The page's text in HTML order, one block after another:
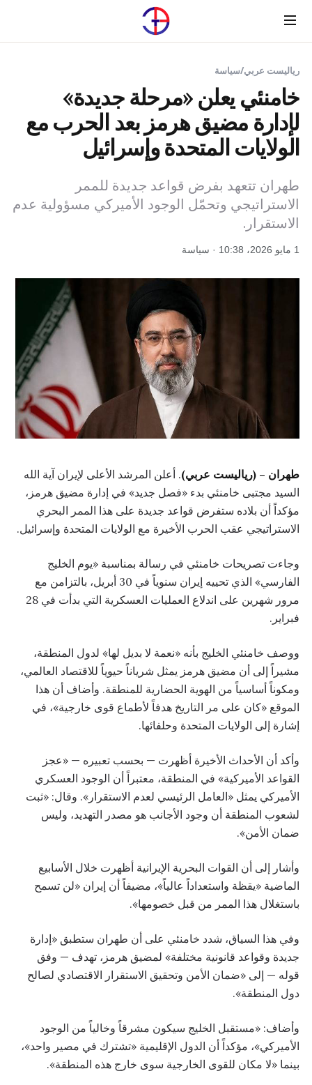
Menu
رياليست عربي/سياسة
خامنئي يعلن «مرحلة جديدة»
لإدارة مضيق هرمز بعد الحرب مع
الولايات المتحدة وإسرائيل
طهران تتعهد بفرض قواعد جديدة للممر
الاستراتيجي وتحمّل الوجود الأميركي مسؤولية عدم
الاستقرار.
1 مايو 2026، 10:38 · سياسة
طهران – (رياليست عربي). أعلن المرشد الأعلى لإيران آية الله
السيد مجتبى خامنئي بدء «فصل جديد» في إدارة مضيق هرمز،
مؤكداً أن بلاده ستفرض قواعد جديدة على هذا الممر البحري
الاستراتيجي عقب الحرب الأخيرة مع الولايات المتحدة وإسرائيل.
وجاءت تصريحات خامنئي في رسالة بمناسبة «يوم الخليج
الفارسي» الذي تحييه إيران سنوياً في 30 أبريل، بالتزامن مع
مرور شهرين على اندلاع العمليات العسكرية التي بدأت في 28
فبراير.
ووصف خامنئي الخليج بأنه «نعمة لا بديل لها» لدول المنطقة،
مشيراً إلى أن مضيق هرمز يمثل شرياناً حيوياً للاقتصاد العالمي،
ومكوناً أساسياً من الهوية الحضارية للمنطقة. وأضاف أن هذا
الموقع «كان على مر التاريخ هدفاً لأطماع قوى خارجية»، في
إشارة إلى الولايات المتحدة وحلفائها.
وأكد أن الأحداث الأخيرة أظهرت — بحسب تعبيره — «عجز
القواعد الأميركية» في المنطقة، معتبراً أن الوجود العسكري
الأميركي يمثل «العامل الرئيسي لعدم الاستقرار». وقال: «ثبت
لشعوب المنطقة أن وجود الأجانب هو مصدر التهديد، وليس
ضمان الأمن».
وأشار إلى أن القوات البحرية الإيرانية أظهرت خلال الأسابيع
الماضية «يقظة واستعداداً عالياً»، مضيفاً أن إيران «لن تسمح
باستغلال هذا الممر من قبل خصومها».
وفي هذا السياق، شدد خامنئي على أن طهران ستطبق «إدارة
جديدة وقواعد قانونية مختلفة» لمضيق هرمز، تهدف — وفق
قوله — إلى «ضمان الأمن وتحقيق الاستقرار الاقتصادي لصالح
دول المنطقة».
وأضاف: «مستقبل الخليج سيكون مشرقاً وخالياً من الوجود
الأميركي»، مؤكداً أن الدول الإقليمية «تشترك في مصير واحد»،
بينما «لا مكان للقوى الخارجية سوى خارج هذه المنطقة».